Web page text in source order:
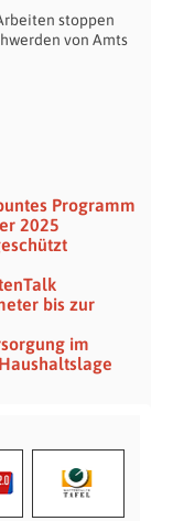
stoppen
von Amts
Programm
2025
bis zur
im